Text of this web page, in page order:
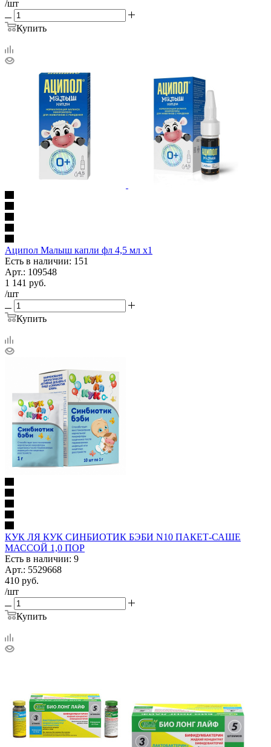
/шт
Купить
Аципол Малыш капли фл 4,5 мл х1
Есть в наличии: 151
Арт.: 109548
1 141 руб.
/шт
Купить
КУК ЛЯ КУК СИНБИОТИК БЭБИ N10 ПАКЕТ-САШЕ
МАССОЙ 1,0 ПОР
Есть в наличии: 9
Арт.: 5529668
410 руб.
/шт
Купить